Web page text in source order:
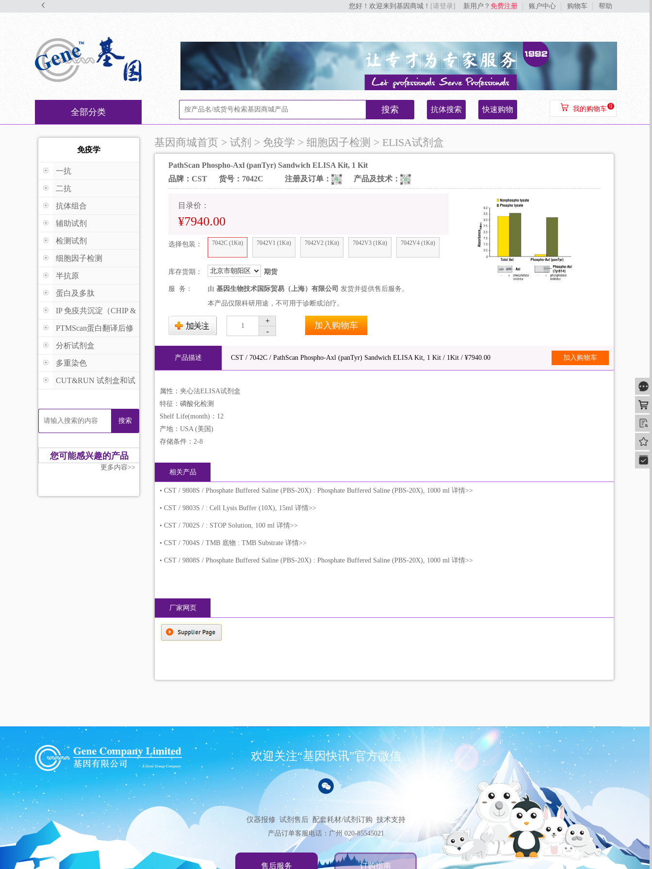
您好！欢迎来到基因商城！ [请登录] 新用户？ 免费注册 账户中心 购物车 帮助
全部分类 搜索 抗体搜索 快速购物 0
我的购物车
免疫学
一抗
二抗
抗体组合
辅助试剂
检测试剂
细胞因子检测
半抗原
蛋白及多肽
IP 免疫共沉淀（CHIP &
MeDIP )
PTMScan蛋白翻译后修
饰
分析试剂盒
多重染色
CUT&RUN 试剂盒和试
搜索
您可能感兴趣的产品
更多内容>>
基因商城首页 > 试剂 > 免疫学 > 细胞因子检测 > ELISA试剂盒
PathScan Phospho-Axl (panTyr) Sandwich ELISA Kit, 1 Kit
品牌：CST
货号：7042C 注册及订单： 产品及技术：
目录价：
¥7940.00
选择包装： 7042C (1Kit) 7042V1 (1Kit) 7042V2 (1Kit) 7042V3 (1Kit) 7042V4 (1Kit)
库存货期： 北京市朝阳区 期货
服 务： 由 基因生物技术国际贸易（上海）有限公司发货并提供售后服务。
本产品仅限科研用途，不可用于诊断或治疗。
1
+
-
加入购物车
产品描述 CST / 7042C / PathScan Phospho-Axl (panTyr) Sandwich ELISA Kit, 1 Kit / 1Kit / ¥7940.00 加入购物车
属性：夹心法ELISA试剂盒
特征：磷酸化检测
Shelf Life(month)：12
产地：USA (美国)
存储条件：2-8
相关产品
• CST / 9808S / Phosphate Buffered Saline (PBS-20X) : Phosphate Buffered Saline (PBS-20X), 1000 ml 详情>>
• CST / 9803S / : Cell Lysis Buffer (10X), 15ml 详情>>
• CST / 7002S / : STOP Solution, 100 ml 详情>>
• CST / 7004S / TMB 底物 : TMB Substrate 详情>>
• CST / 9808S / Phosphate Buffered Saline (PBS-20X) : Phosphate Buffered Saline (PBS-20X), 1000 ml 详情>>
厂家网页
欢迎关注“基因快讯”官方微信
仪器报修 试剂售后 配套耗材/试剂订购 技术支持
产品订单客服电话：广州 020-85545021
售后服务 订购指南
购
查
我
快